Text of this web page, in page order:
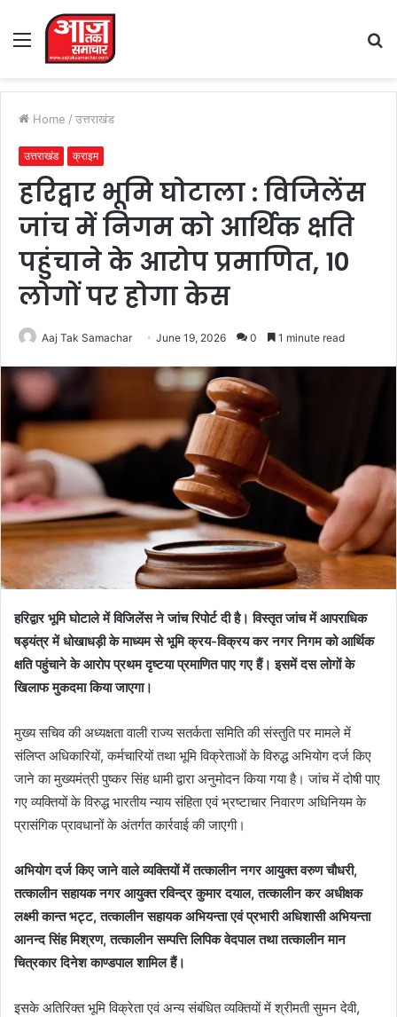
Menu
Home / उत्तराखंड
उत्तराखंड क्राइम
हरिद्वार भूमि घोटाला : विजिलेंस
जांच में निगम को आर्थिक क्षति
पहुंचाने के आरोप प्रमाणित, 10
लोगों पर होगा केस
Aaj Tak Samachar June 19, 2026 0 1 minute read
हरिद्वार भूमि घोटाले में विजिलेंस ने जांच रिपोर्ट दी है। विस्तृत जांच में आपराधिक
षड्यंत्र में धोखाधड़ी के माध्यम से भूमि क्रय-विक्रय कर नगर निगम को आर्थिक
क्षति पहुंचाने के आरोप प्रथम दृष्टया प्रमाणित पाए गए हैं। इसमें दस लोगों के
खिलाफ मुकदमा किया जाएगा।
मुख्य सचिव की अध्यक्षता वाली राज्य सतर्कता समिति की संस्तुति पर मामले में
संलिप्त अधिकारियों, कर्मचारियों तथा भूमि विक्रेताओं के विरुद्ध अभियोग दर्ज किए
जाने का मुख्यमंत्री पुष्कर सिंह धामी द्वारा अनुमोदन किया गया है। जांच में दोषी पाए
गए व्यक्तियों के विरुद्ध भारतीय न्याय संहिता एवं भ्रष्टाचार निवारण अधिनियम के
प्रासंगिक प्रावधानों के अंतर्गत कार्रवाई की जाएगी।
अभियोग दर्ज किए जाने वाले व्यक्तियों में तत्कालीन नगर आयुक्त वरुण चौधरी,
तत्कालीन सहायक नगर आयुक्त रविन्द्र कुमार दयाल, तत्कालीन कर अधीक्षक
लक्ष्मी कान्त भट्ट, तत्कालीन सहायक अभियन्ता एवं प्रभारी अधिशासी अभियन्ता
आनन्द सिंह मिश्रण, तत्कालीन सम्पत्ति लिपिक वेदपाल तथा तत्कालीन मान
चित्रकार दिनेश काण्डपाल शामिल हैं।
इसके अतिरिक्त भूमि विक्रेता एवं अन्य संबंधित व्यक्तियों में श्रीमती सुमन देवी,